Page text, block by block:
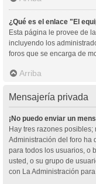
¿Qué es el enlace "El
Esta página le provee de
incluyendo los
foros que se encarga de
Arriba
Mensajería privada
¡No puedo enviar un
Hay tres razones
Administración del foro ha
para todos los usuarios, o
usted, o su grupo de
con La Administración